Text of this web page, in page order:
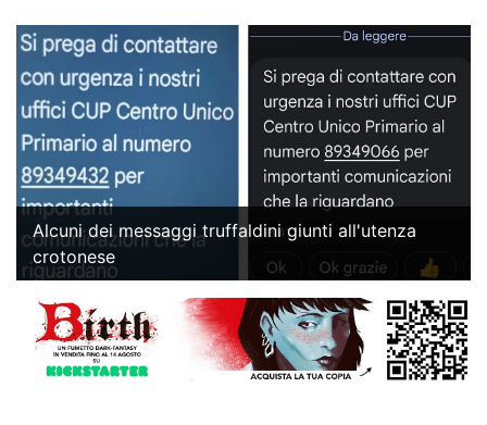
Alcuni dei messaggi truffaldini giunti all'utenza
crotonese